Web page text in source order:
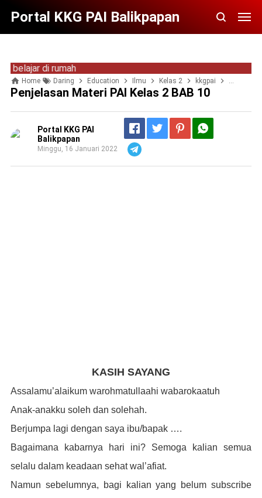
Portal KKG PAI Balikpapan
di rumah
Home Daring Education Ilmu Kelas 2 kkgpai materi PAI
Penjelasan Materi PAI Kelas 2 BAB 10
Portal KKG PAI
Balikpapan
Minggu, 16 Januari 2022
KASIH SAYANG
Assalamu’alaikum warohmatullaahi wabarokaatuh
Anak-anakku soleh dan solehah.
Berjumpa lagi dengan saya ibu/bapak ….
Bagaimana kabarnya hari ini? Semoga kalian semua
selalu dalam keadaan sehat wal’afiat.
Namun sebelumnya, bagi kalian yang belum subscribe